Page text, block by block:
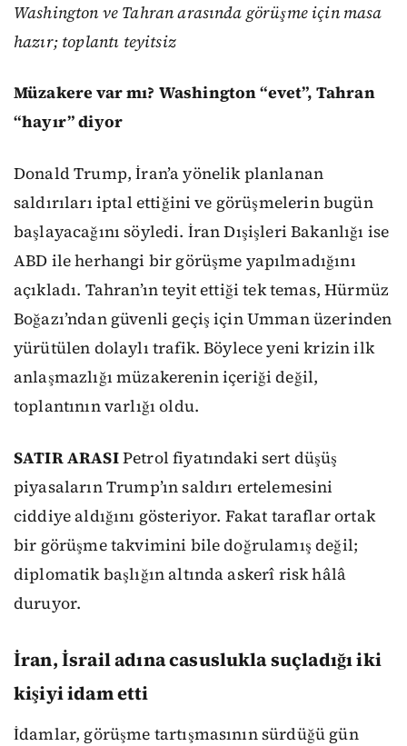
Washington ve Tahran arasında görüşme için masa
hazır; toplantı teyitsiz
Müzakere var mı? Washington “evet”, Tahran
“hayır” diyor
Donald Trump, İran’a yönelik planlanan
saldırıları iptal ettiğini ve görüşmelerin bugün
başlayacağını söyledi. İran Dışişleri Bakanlığı ise
ABD ile herhangi bir görüşme yapılmadığını
açıkladı. Tahran’ın teyit ettiği tek temas, Hürmüz
Boğazı’ndan güvenli geçiş için Umman üzerinden
yürütülen dolaylı trafik. Böylece yeni krizin ilk
anlaşmazlığı müzakerenin içeriği değil,
toplantının varlığı oldu.
SATIR ARASIPetrol fiyatındaki sert düşüş
piyasaların Trump’ın saldırı ertelemesini
ciddiye aldığını gösteriyor. Fakat taraflar ortak
bir görüşme takvimini bile doğrulamış değil;
diplomatik başlığın altında askerî risk hâlâ
duruyor.
İran, İsrail adına casuslukla suçladığı iki
kişiyi idam etti
İdamlar, görüşme tartışmasının sürdüğü gün